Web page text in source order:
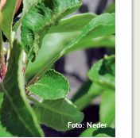
Foto: Neder